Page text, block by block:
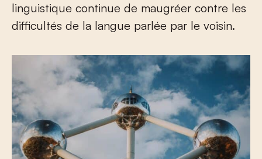
linguistique continue de maugréer contre les
difficultés de la langue parlée par le voisin.